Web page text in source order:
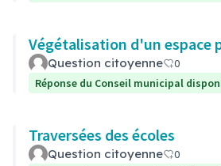
Végétalisation d'un espace
Question citoyenne
0
Réponse du Conseil municipal
Traversées des écoles
Question citoyenne
0